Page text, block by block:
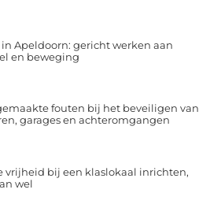
in Apeldoorn: gericht werken aan
en beweging
fouten bij het beveiligen van
garages en achteromgangen
vrijheid bij een klaslokaal inrichten,
wel